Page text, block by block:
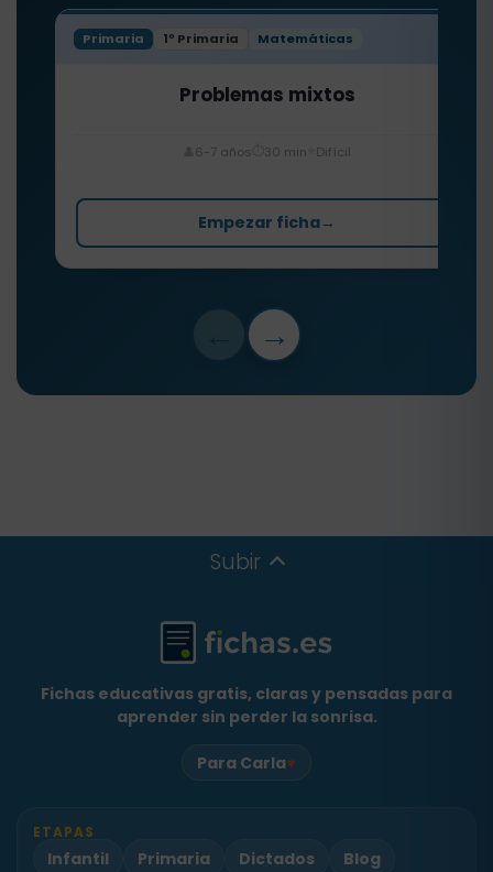
Primaria 1º Primaria Matemáticas
Problemas mixtos
6-7 años 30 min Difícil
Empezar ficha→
→
Subir
Fichas educativas gratis, claras y pensadas para
aprender sin perder la sonrisa.
Para Carla♥
ETAPAS
Infantil Primaria Dictados Blog